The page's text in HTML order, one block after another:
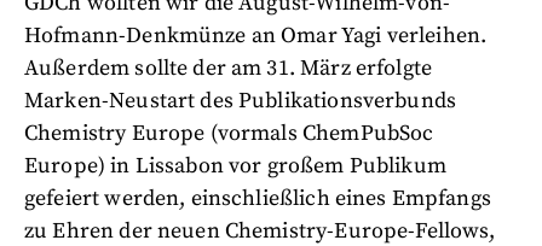
Hofmann-Denkmünze an Omar Yagi verleihen.
Außerdem sollte der am 31. März erfolgte
Marken-Neustart des Publikationsverbunds
Chemistry Europe (vormals ChemPubSoc
Europe) in Lissabon vor großem Publikum
gefeiert werden, einschließlich eines Empfangs
zu Ehren der neuen Chemistry-Europe-Fellows,